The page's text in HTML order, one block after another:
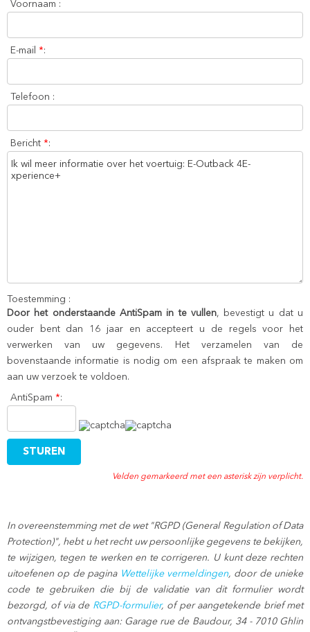
Voornaam :
E-mail *:
Telefoon :
Bericht *:
Toestemming :
Door het onderstaande AntiSpam in te vullen, bevestigt u dat u
ouder bent dan 16 jaar en accepteert u de regels voor het
verwerken van uw gegevens. Het verzamelen van de
bovenstaande informatie is nodig om een afspraak te maken om
aan uw verzoek te voldoen.
AntiSpam *:
Velden gemarkeerd met een asterisk zijn verplicht.
In overeenstemming met de wet "RGPD (General Regulation of Data
Protection)", hebt u het recht uw persoonlijke gegevens te bekijken,
te wijzigen, tegen te werken en te corrigeren. U kunt deze rechten
uitoefenen op de pagina Wettelijke vermeldingen, door de unieke
code te gebruiken die bij de validatie van dit formulier wordt
bezorgd, of via de RGPD-formulier, of per aangetekende brief met
ontvangstbevestiging aan: Garage rue de Baudour, 34 - 7010 Ghlin